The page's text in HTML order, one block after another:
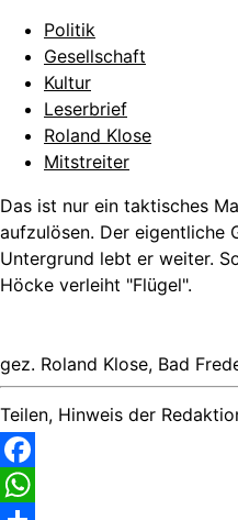
Politik
Gesellschaft
Kultur
Leserbrief
Roland Klose
Mitstreiter
Das ist nur ein taktisches
aufzulösen. Der eigentliche
Untergrund lebt er weiter.
Höcke verleiht "Flügel".
gez. Roland Klose, Bad
Teilen, Hinweis der
Facebook